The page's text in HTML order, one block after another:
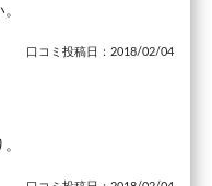
口コミ投稿日：2018/02/04